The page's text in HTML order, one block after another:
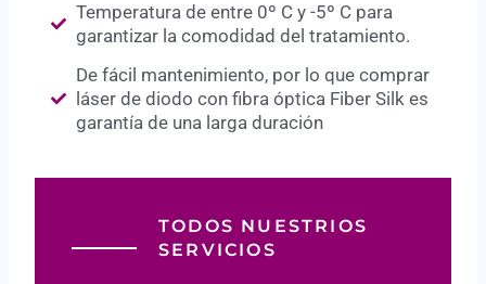
Temperatura de entre 0º C y -5º C para
garantizar la comodidad del tratamiento.
De fácil mantenimiento, por lo que comprar
láser de diodo con fibra óptica Fiber Silk es
garantía de una larga duración
TODOS NUESTRIOS
SERVICIOS